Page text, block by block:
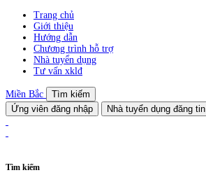
Trang chủ
Giới thiệu
Hướng dẫn
Chương trình hỗ trợ
Nhà tuyển dụng
Tư vấn xklđ
Miền Bắc
Tìm kiếm
Ứng viên đăng nhập
Nhà tuyển dụng đăng tin
Tìm kiếm